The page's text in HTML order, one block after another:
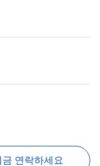
금 연락하세요